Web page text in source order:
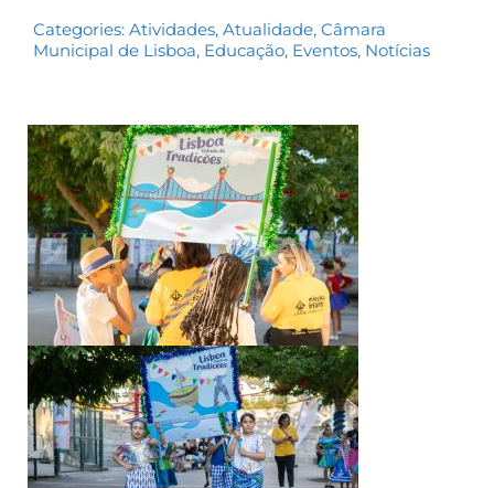
Categories: Atividades, Atualidade, Câmara
Municipal de Lisboa, Educação, Eventos, Notícias